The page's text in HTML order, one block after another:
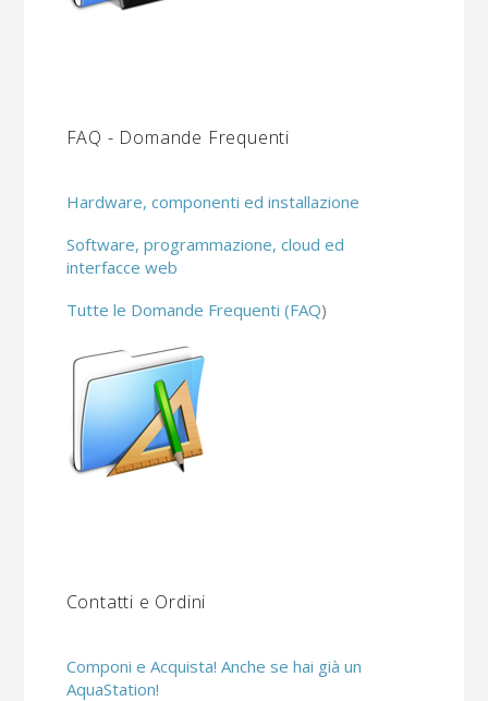
FAQ - Domande Frequenti
Hardware, componenti ed installazione
Software, programmazione, cloud ed
interfacce web
Tutte le Domande Frequenti (FAQ)
Contatti e Ordini
Componi e Acquista! Anche se hai già un
AquaStation!